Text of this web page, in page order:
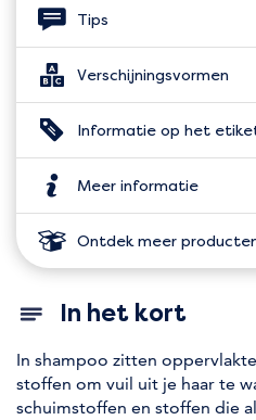
Tips
Verschijningsvormen
Informatie op het
Meer informatie
Ontdek meer
In het kort
In shampoo zitten
stoffen om vuil uit je haar te
schuimstoffen en stoffen die